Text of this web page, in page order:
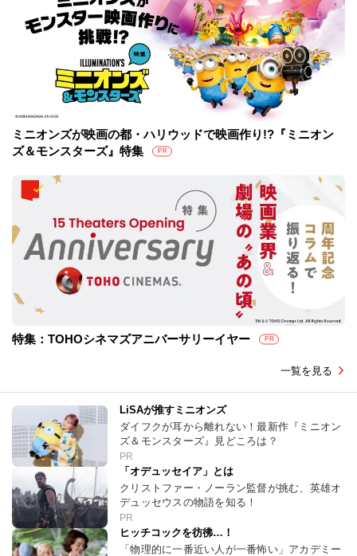
ミニオンズが映画の都・ハリウッドで映画作り!?『ミニオン
ズ＆モンスターズ』特集
PR
特集：TOHOシネマズアニバーサリーイヤー PR
一覧を見る
LiSAが推すミニオンズ
ダイフクが耳から離れない！最新作『ミニオン
ズ＆モンスターズ』見どころは？
PR
「オデュッセイア」とは
クリストファー・ノーラン監督が挑む、英雄オ
デュッセウスの物語を知る！
PR
ヒッチコックを彷彿…！
「物理的に一番近い人が一番怖い」アカデミー